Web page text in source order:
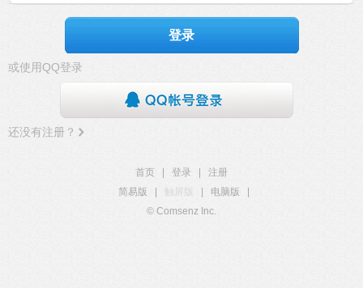
登录
或使用QQ登录
还没有注册？
首页 登录
注册
简易版
触屏版 电脑版
© Comsenz Inc.